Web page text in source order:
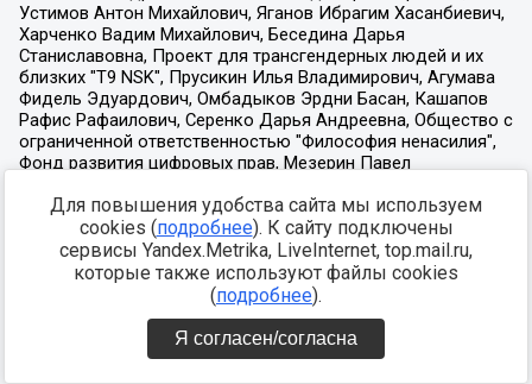
Для повышения удобства сайта мы используем
cookies (подробнее). К сайту подключены
сервисы Yandex.Metrika, LiveInternet, top.mail.ru,
которые также используют файлы cookies
(подробнее).
Я согласен/согласна